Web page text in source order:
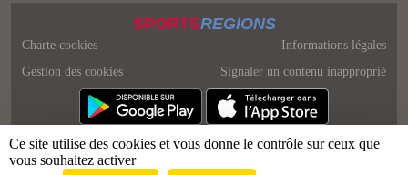
SPORTSREGIONS
Charte cookies
Gestion des cookies
Informations légales
Signaler un contenu inapproprié
Ce site utilise des cookies et vous donne le contrôle sur ceux que
vous souhaitez activer